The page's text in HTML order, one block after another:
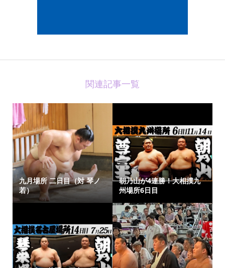
関連記事一覧
九月場所 二日目（対 琴ノ
若）
朝乃山が4連勝！大相撲九
州場所6日目